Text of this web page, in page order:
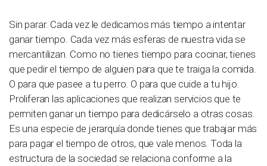
Sin parar. Cada vez le dedicamos más tiempo a intentar
ganar tiempo. Cada vez más esferas de nuestra vida se
mercantilizan. Como no tienes tiempo para cocinar, tienes
que pedir el tiempo de alguien para que te traiga la comida.
O para que pasee a tu perro. O para que cuide a tu hijo.
Proliferan las aplicaciones que realizan servicios que te
permiten ganar un tiempo para dedicárselo a otras cosas.
Es una especie de jerarquía donde tienes que trabajar más
para pagar el tiempo de otros, que vale menos. Toda la
estructura de la sociedad se relaciona conforme a la